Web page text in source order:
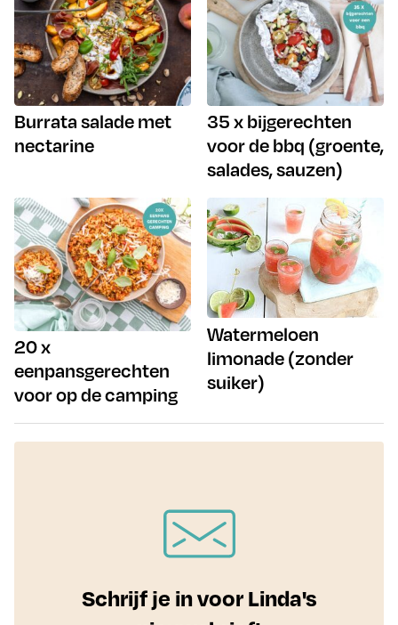
Burrata salade met
nectarine
35 x bijgerechten
voor de bbq (groente,
salades, sauzen)
20 x
eenpansgerechten
voor op de camping
Watermeloen
limonade (zonder
suiker)
Schrijf je in voor Linda's